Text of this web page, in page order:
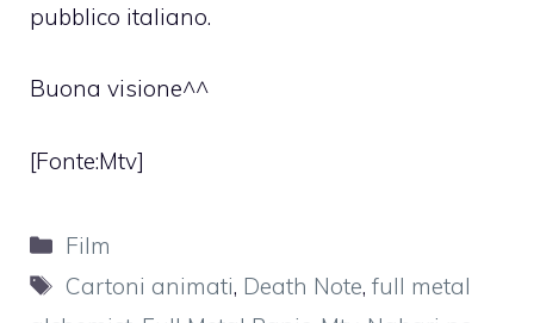
pubblico italiano.
Buona visione^^
[Fonte:Mtv]
Categorie
Film
Tag
Cartoni animati, Death Note,full metal